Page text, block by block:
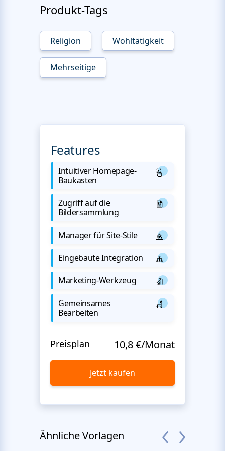
Produkt-Tags
Religion Wohltätigkeit
Mehrseitige
Features
Intuitiver Homepage-
Baukasten
Zugriff auf die
Bildersammlung
Manager für Site-Stile
Eingebaute Integration
Marketing-Werkzeug
Gemeinsames
Bearbeiten
Preisplan 10,8 €/Monat
Jetzt kaufen
Ähnliche Vorlagen